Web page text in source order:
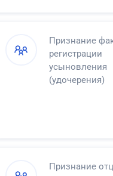
Признание
регистрации
усыновления
(удочерения)
Признание